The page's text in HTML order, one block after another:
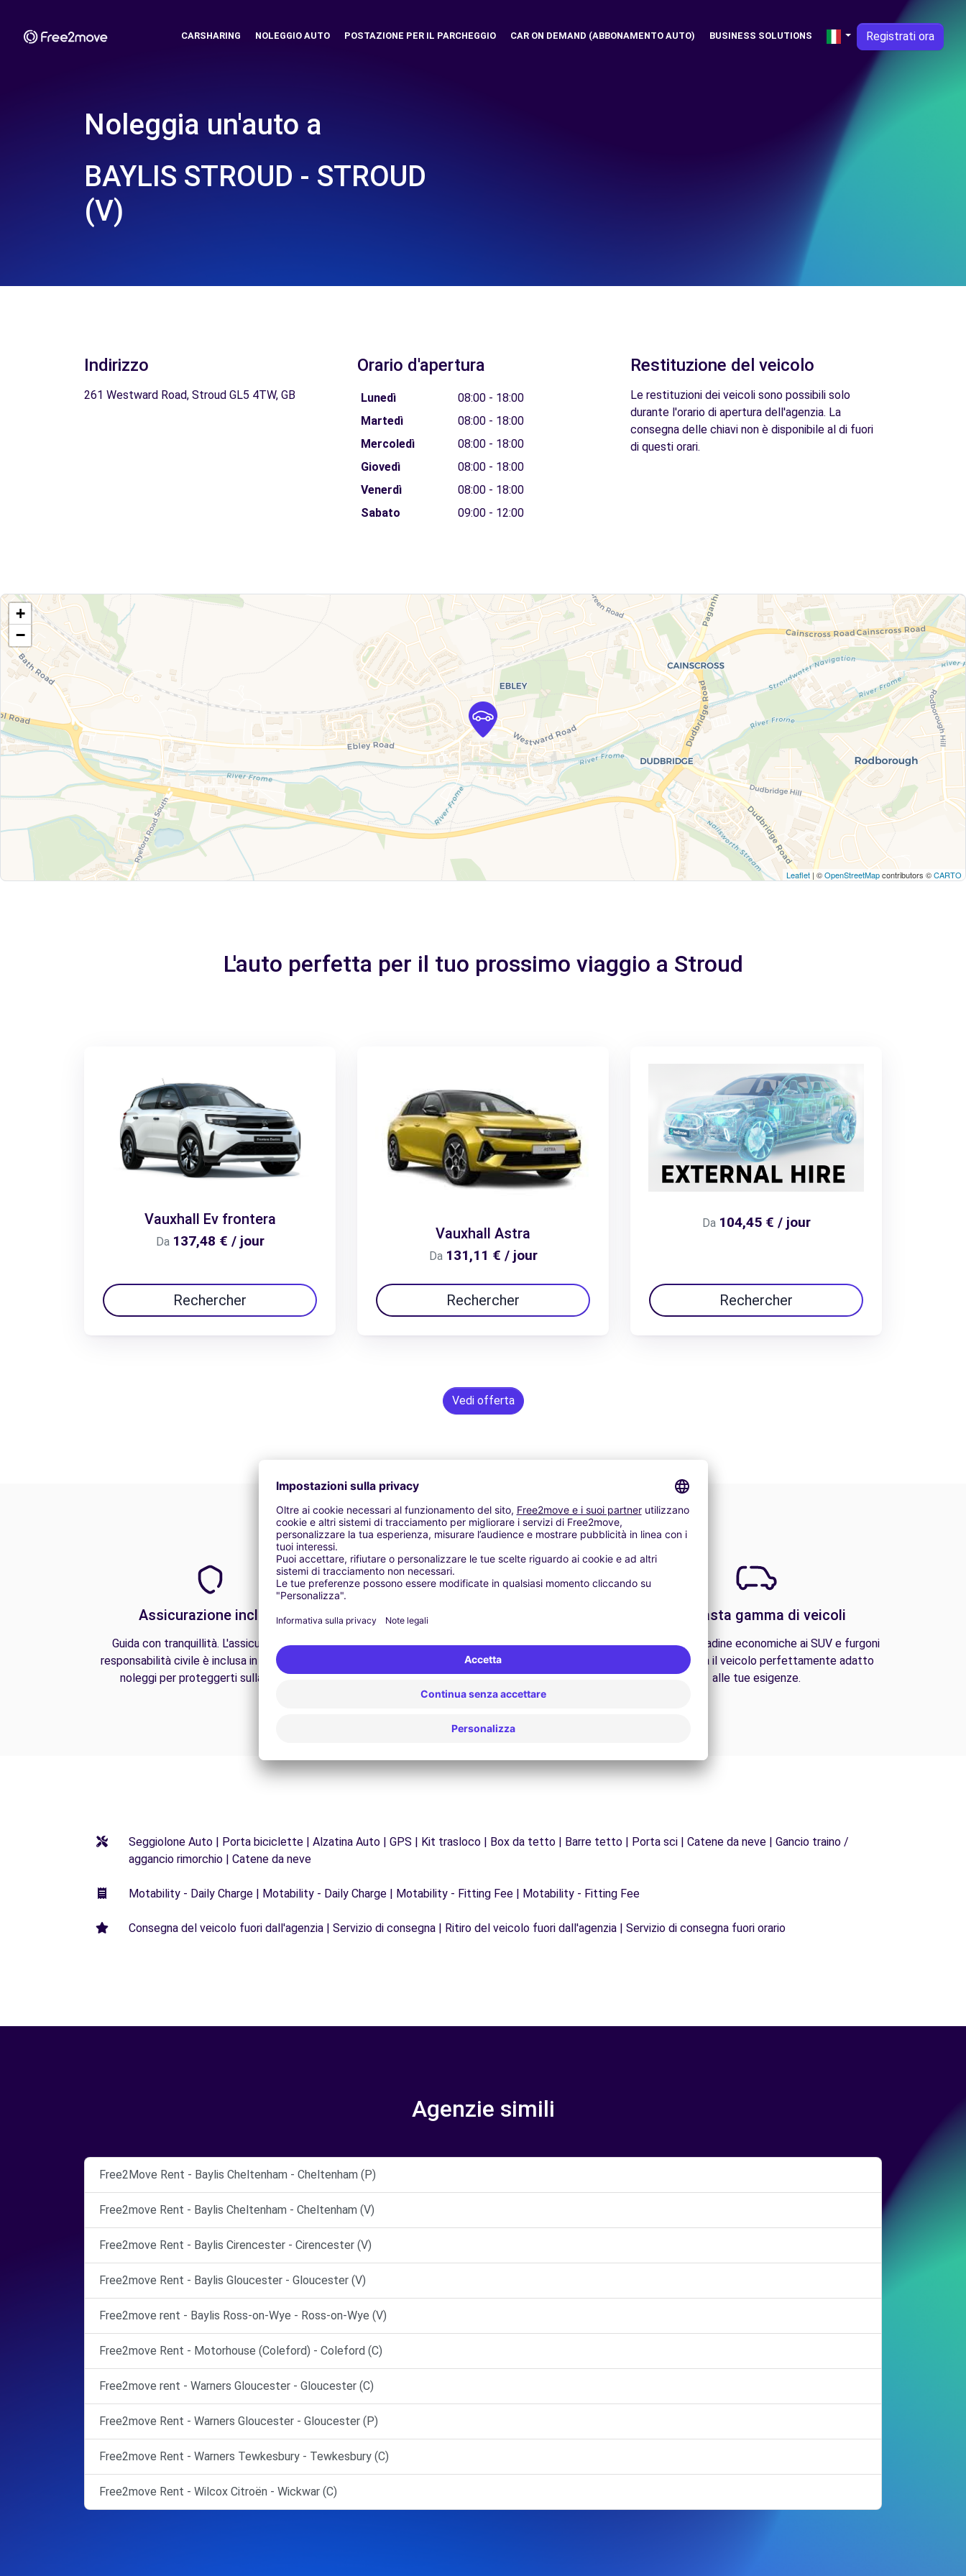
CARSHARING NOLEGGIO AUTO POSTAZIONE PER IL PARCHEGGIO CAR ON DEMAND (ABBONAMENTO AUTO) BUSINESS SOLUTIONS Registrati ora
Noleggia un'auto a
BAYLIS STROUD - STROUD
(V)
Indirizzo
261 Westward Road, Stroud GL5 4TW, GB
Orario d'apertura
Lunedì
08:00 - 18:00
Martedì
08:00 - 18:00
Mercoledì
08:00 - 18:00
Giovedì
08:00 - 18:00
Venerdì
08:00 - 18:00
Sabato
09:00 - 12:00
Restituzione del veicolo
Le restituzioni dei veicoli sono possibili solo
durante l'orario di apertura dell'agenzia. La
consegna delle chiavi non è disponibile al di fuori
di questi orari.
+
−
Leaflet | ©OpenStreetMapcontributors ©CARTO
L'auto perfetta per il tuo prossimo viaggio a Stroud
Vauxhall Ev frontera
Da 137,48 € / jour
Rechercher
Vauxhall Astra
Da 131,11 € / jour
Rechercher
Da 104,45 € / jour
Rechercher
Vedi offerta
Assicurazione inclusa
Guida con tranquillità. L'assicurazione di
responsabilità civile è inclusa in tutti i nostri
noleggi per proteggerti sulla strada.
Problemi sulla strada? Il nostro servizio di
supporto è disponibile in qualsiasi momento per
garantire un viaggio senza interruzioni.
Una vasta gamma di veicoli
Dalle auto cittadine economiche ai SUV e furgoni
familiari, trova il veicolo perfettamente adatto
alle tue esigenze.
Seggiolone Auto | Porta biciclette | Alzatina Auto | GPS | Kit trasloco | Box da tetto | Barre tetto | Porta sci | Catene da neve | Gancio traino /
aggancio rimorchio | Catene da neve
Motability - Daily Charge | Motability - Daily Charge | Motability - Fitting Fee | Motability - Fitting Fee
Consegna del veicolo fuori dall'agenzia | Servizio di consegna | Ritiro del veicolo fuori dall'agenzia | Servizio di consegna fuori orario
Agenzie simili
Free2Move Rent - Baylis Cheltenham - Cheltenham (P)
Free2move Rent - Baylis Cheltenham - Cheltenham (V)
Free2move Rent - Baylis Cirencester - Cirencester (V)
Free2move Rent - Baylis Gloucester - Gloucester (V)
Free2move rent - Baylis Ross-on-Wye - Ross-on-Wye (V)
Free2move Rent - Motorhouse (Coleford) - Coleford (C)
Free2move rent - Warners Gloucester - Gloucester (C)
Free2move Rent - Warners Gloucester - Gloucester (P)
Free2move Rent - Warners Tewkesbury - Tewkesbury (C)
Free2move Rent - Wilcox Citroën - Wickwar (C)